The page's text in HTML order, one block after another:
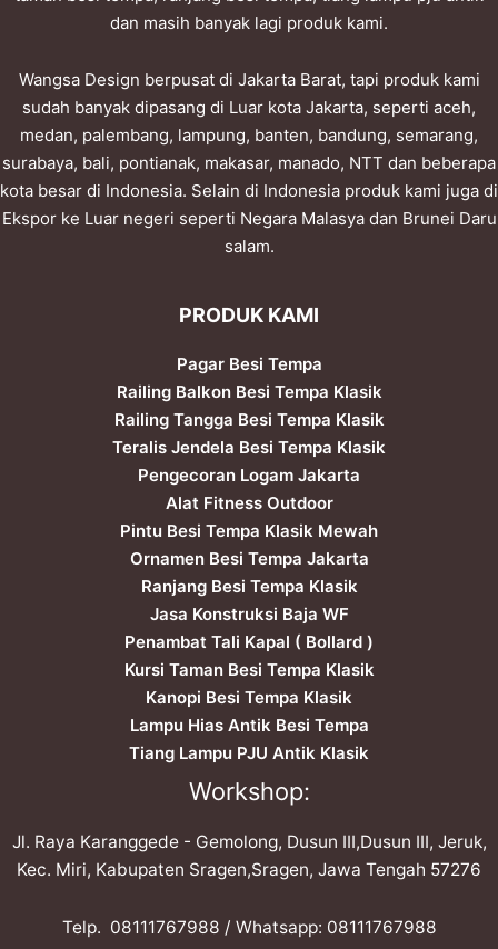
dan masih banyak lagi produk kami.
Wangsa Design berpusat di Jakarta Barat, tapi produk kami
sudah banyak dipasang di Luar kota Jakarta, seperti aceh,
medan, palembang, lampung, banten, bandung, semarang,
surabaya, bali, pontianak, makasar, manado, NTT dan beberapa
kota besar di Indonesia. Selain di Indonesia produk kami juga di
Ekspor ke Luar negeri seperti Negara Malasya dan Brunei Daru
salam.
PRODUK KAMI
Pagar Besi Tempa
Railing Balkon Besi Tempa Klasik
Railing Tangga Besi Tempa Klasik
Teralis Jendela Besi Tempa Klasik
Pengecoran Logam Jakarta
Alat Fitness Outdoor
Pintu Besi Tempa Klasik Mewah
Ornamen Besi Tempa Jakarta
Ranjang Besi Tempa Klasik
Jasa Konstruksi Baja WF
Penambat Tali Kapal ( Bollard )
Kursi Taman Besi Tempa Klasik
Kanopi Besi Tempa Klasik
Lampu Hias Antik Besi Tempa
Tiang Lampu PJU Antik Klasik
Workshop:
Jl. Raya Karanggede - Gemolong, Dusun III,Dusun III, Jeruk,
Kec. Miri, Kabupaten Sragen,Sragen, Jawa Tengah 57276
Telp. ​08111767988 / Whatsapp: ​08111767988